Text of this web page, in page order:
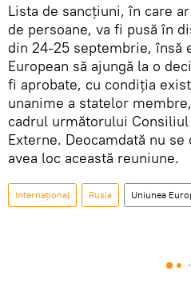
Lista de sancțiuni, în care
de persoane, va fi pusă în
din 24-25 septembrie, însă
European să ajungă la o
fi aprobate, cu condiția
unanime a statelor
cadrul următorului
Externe. Deocamdată nu
avea loc această reuniune.
Internaţional Rusia Uniunea